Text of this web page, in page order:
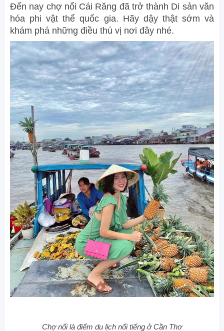
Đến nay chợ nổi Cái Răng đã trở thành Di sản văn
hóa phi vật thể quốc gia. Hãy dậy thật sớm và
khám phá những điều thú vị nơi đây nhé.
Chợ nổi là điểm du lịch nổi tiếng ở Cần Thơ